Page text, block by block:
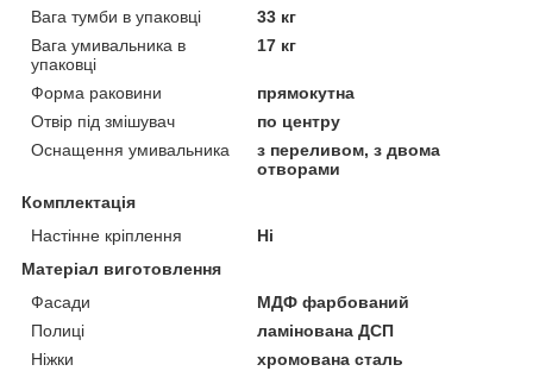
Вага тумби в упаковці
33 кг
Вага умивальника в
упаковці
17 кг
Форма раковини
прямокутна
Отвір під змішувач
по центру
Оснащення умивальника
з переливом, з двома
отворами
Комплектація
Настінне кріплення
Ні
Матеріал виготовлення
Фасади
МДФ фарбований
Полиці
ламінована ДСП
Ніжки
хромована сталь